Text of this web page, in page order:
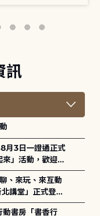
訊
」活動，歡迎踴
)。
北講堂」正式登